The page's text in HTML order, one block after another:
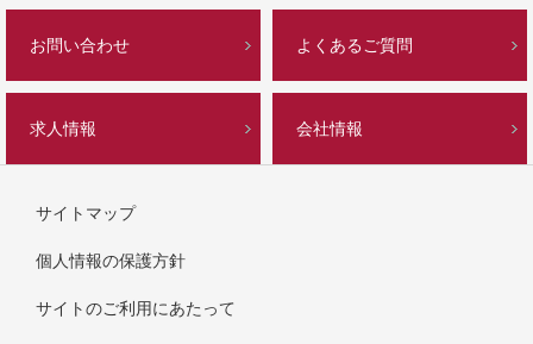
お問い合わせ よくあるご質問
求人情報 会社情報
サイトマップ
個人情報の保護方針
サイトのご利用にあたって